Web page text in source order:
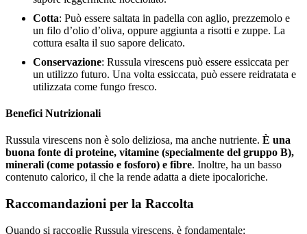
Cotta: Può essere saltata in padella con aglio, prezzemolo e
un filo d’olio d’oliva, oppure aggiunta a risotti e zuppe. La
cottura esalta il suo sapore delicato.
Conservazione: Russula virescens può essere essiccata per
un utilizzo futuro. Una volta essiccata, può essere reidratata e
utilizzata come fungo fresco.
Benefici Nutrizionali
Russula virescens non è solo deliziosa, ma anche nutriente. È una
buona fonte di proteine, vitamine (specialmente del gruppo B),
minerali (come potassio e fosforo) e fibre. Inoltre, ha un basso
contenuto calorico, il che la rende adatta a diete ipocaloriche.
Raccomandazioni per la Raccolta
Quando si raccoglie Russula virescens, è fondamentale: